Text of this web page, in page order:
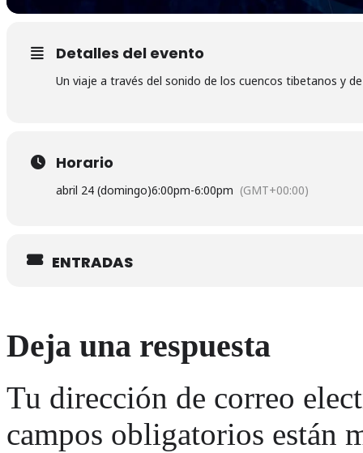
Detalles del evento
Un viaje a través del sonido de los cuencos tibetanos y
Horario
abril 24 (domingo)6:00pm-6:00pm (GMT+00:00)
ENTRADAS
Deja una respuesta
Tu dirección de correo
campos obligatorios están